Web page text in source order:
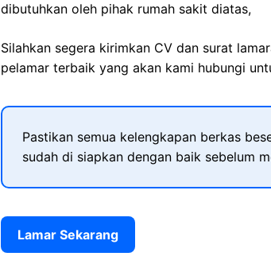
dibutuhkan oleh pihak rumah sakit diatas,
Silahkan segera kirimkan CV dan surat
pelamar terbaik yang akan kami hubungi
Pastikan semua kelengkapan berkas
sudah di siapkan dengan baik sebelum
Lamar Sekarang